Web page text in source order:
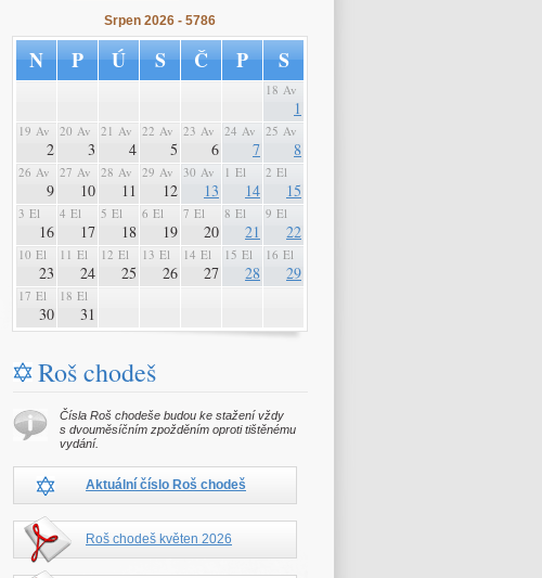
Srpen 2026 - 5786
N P Ú S Č P S
18 Av
1
19 Av
2
20 Av
3
21 Av
4
22 Av
5
23 Av
6
24 Av
7
25 Av
8
26 Av
9
27 Av
10
28 Av
11
29 Av
12
30 Av
13
1 El
14
2 El
15
3 El
16
4 El
17
5 El
18
6 El
19
7 El
20
8 El
21
9 El
22
10 El
23
11 El
24
12 El
25
13 El
26
14 El
27
15 El
28
16 El
29
17 El
30
18 El
31
Roš chodeš
Čísla Roš chodeše budou ke stažení vždy
s dvouměsíčním zpožděním oproti tištěnému
vydání.
Aktuální číslo Roš chodeš
Roš chodeš květen 2026